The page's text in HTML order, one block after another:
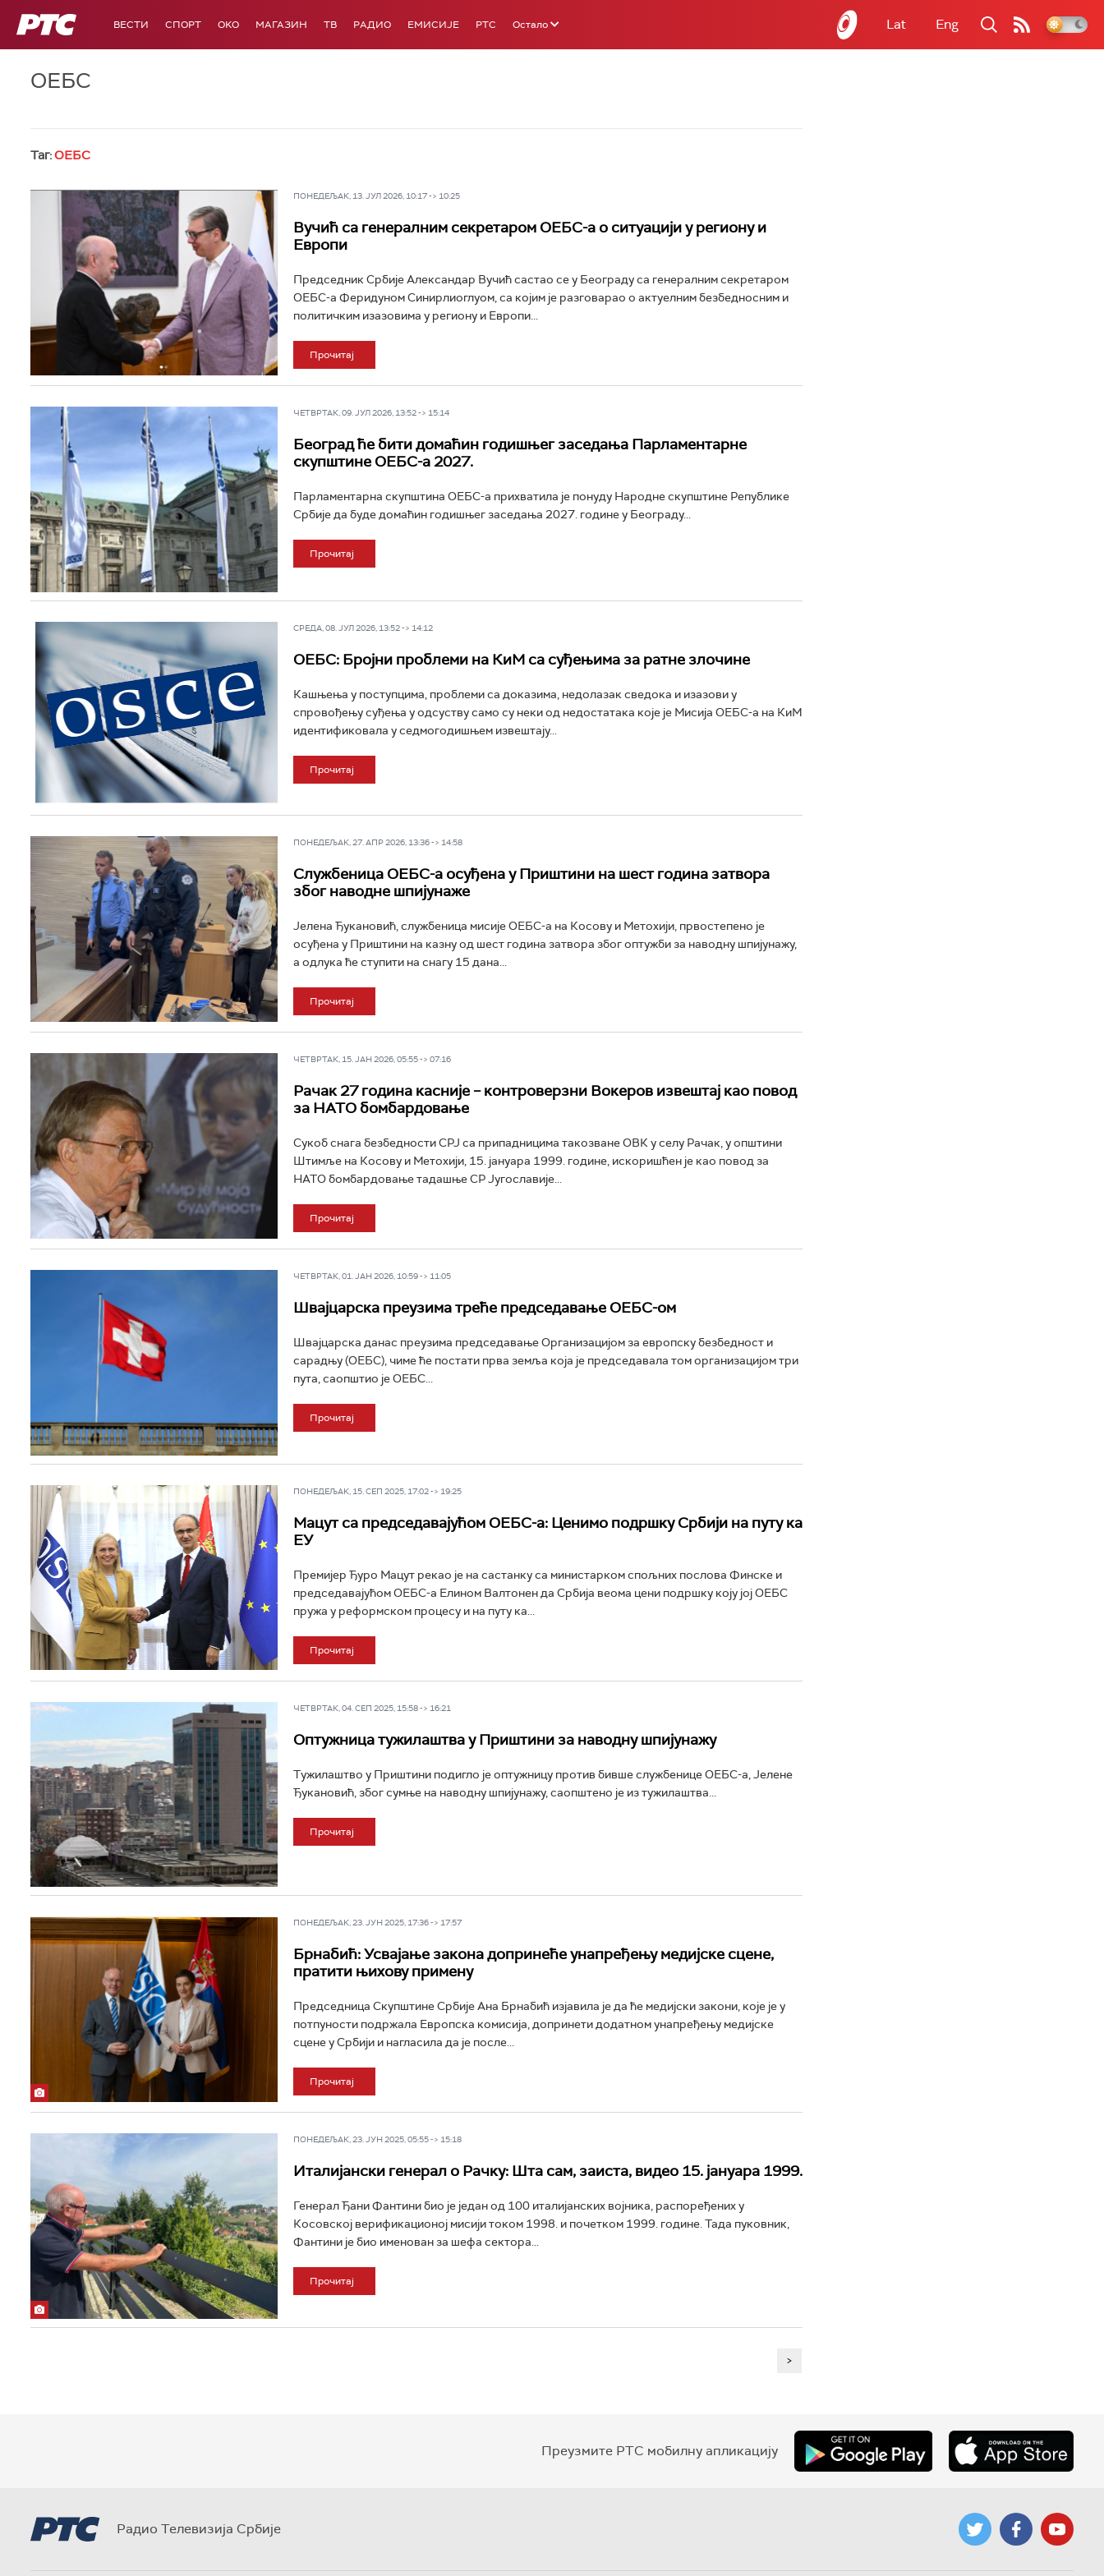
РТС ВЕСТИ СПОРТ OKO МАГАЗИН ТВ РАДИО ЕМИСИЈЕ РТС Остало Lat Eng
ОЕБС
Таг:ОЕБС
ПОНЕДЕЉАК, 13. ЈУЛ 2026, 10:17 -> 10:25
Вучић са генералним секретаром ОЕБС-а о ситуацији у региону и
Европи
Председник Србије Александар Вучић састао се у Београду са генералним секретаром
ОЕБС-а Феридуном Синирлиоглуом, са којим је разговарао о актуелним безбедносним и
политичким изазовима у региону и Европи...
Прочитај
ЧЕТВРТАК, 09. ЈУЛ 2026, 13:52 -> 15:14
Београд ће бити домаћин годишњег заседања Парламентарне
скупштине ОЕБС-а 2027.
Парламентарна скупштина ОЕБС-а прихватила je понуду Народне скупштине Републике
Србије да буде домаћин годишњег заседања 2027. године у Београду...
Прочитај
СРЕДА, 08. ЈУЛ 2026, 13:52 -> 14:12
ОЕБС: Бројни проблеми на КиМ са суђењима за ратне злочине
Кашњења у поступцима, проблеми са доказима, недолазак сведока и изазови у
спровођењу суђења у одсуству само су неки од недостатака које је Мисија ОЕБС-а на КиМ
идентификовала у седмогодишњем извештају...
Прочитај
ПОНЕДЕЉАК, 27. АПР 2026, 13:36 -> 14:58
Службеница ОЕБС-а осуђена у Приштини на шест година затвора
због наводне шпијунаже
Јелена Ђукановић, службеница мисије ОЕБС-а на Косову и Метохији, првостепено је
осуђена у Приштини на казну од шест година затвора због оптужби за наводну шпијунажу,
а одлука ће ступити на снагу 15 дана...
Прочитај
ЧЕТВРТАК, 15. ЈАН 2026, 05:55 -> 07:16
Рачак 27 година касније – контроверзни Вокеров извештај као повод
за НАТО бомбардовање
Сукоб снага безбедности СРЈ са припадницима такозване ОВК у селу Рачак, у општини
Штимље на Косову и Метохији, 15. јануара 1999. године, искоришћен је као повод за
НАТО бомбардовање тадашње СР Југославије...
Прочитај
ЧЕТВРТАК, 01. ЈАН 2026, 10:59 -> 11:05
Швајцарска преузима треће председавање ОЕБС-ом
Швајцарска данас преузима председавање Организацијом за европску безбедност и
сарадњу (ОЕБС), чиме ће постати прва земља која је председавала том организацијом три
пута, саопштио је ОЕБС...
Прочитај
ПОНЕДЕЉАК, 15. СЕП 2025, 17:02 -> 19:25
Мацут са председавајућом ОЕБС-а: Ценимо подршку Србији на путу ка
ЕУ
Премијер Ђуро Мацут рекао је на састанку са министарком спољних послова Финске и
председавајућом ОЕБС-а Елином Валтонен да Србија веома цени подршку коју јој ОЕБС
пружа у реформском процесу и на путу ка...
Прочитај
ЧЕТВРТАК, 04. СЕП 2025, 15:58 -> 16:21
Оптужница тужилаштва у Приштини за наводну шпијунажу
Тужилаштво у Приштини подигло је оптужницу против бивше службенице ОЕБС-а, Јелене
Ђукановић, због сумње на наводну шпијунажу, саопштено је из тужилаштва...
Прочитај
ПОНЕДЕЉАК, 23. ЈУН 2025, 17:36 -> 17:57
Брнабић: Усвајање закона допринеће унапређењу медијске сцене,
пратити њихову примену
Председница Скупштине Србије Ана Брнабић изјавила је да ће медијски закони, које је у
потпуности подржала Европска комисија, допринети додатном унапређењу медијске
сцене у Србији и нагласила да је после...
Прочитај
ПОНЕДЕЉАК, 23. ЈУН 2025, 05:55 -> 15:18
Италијански генерал о Рачку: Шта сам, заиста, видео 15. јануара 1999.
Генерал Ђани Фантини био је један од 100 италијанских војника, распоређених у
Косовској верификационој мисији током 1998. и почетком 1999. године. Тада пуковник,
Фантини је био именован за шефа сектора...
Прочитај
>
Преузмите РТС мобилну апликацију
Радио Телевизија Србије